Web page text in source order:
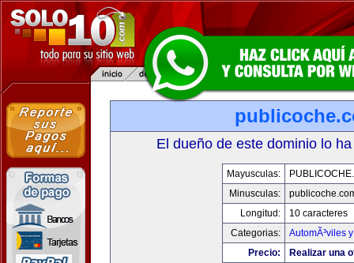
El dueño de este dominio lo
Mayusculas:
Minusculas:
Longitud:
10 caracteres
Categorias:
AutomÃ³viles
Precio:
Realizar una